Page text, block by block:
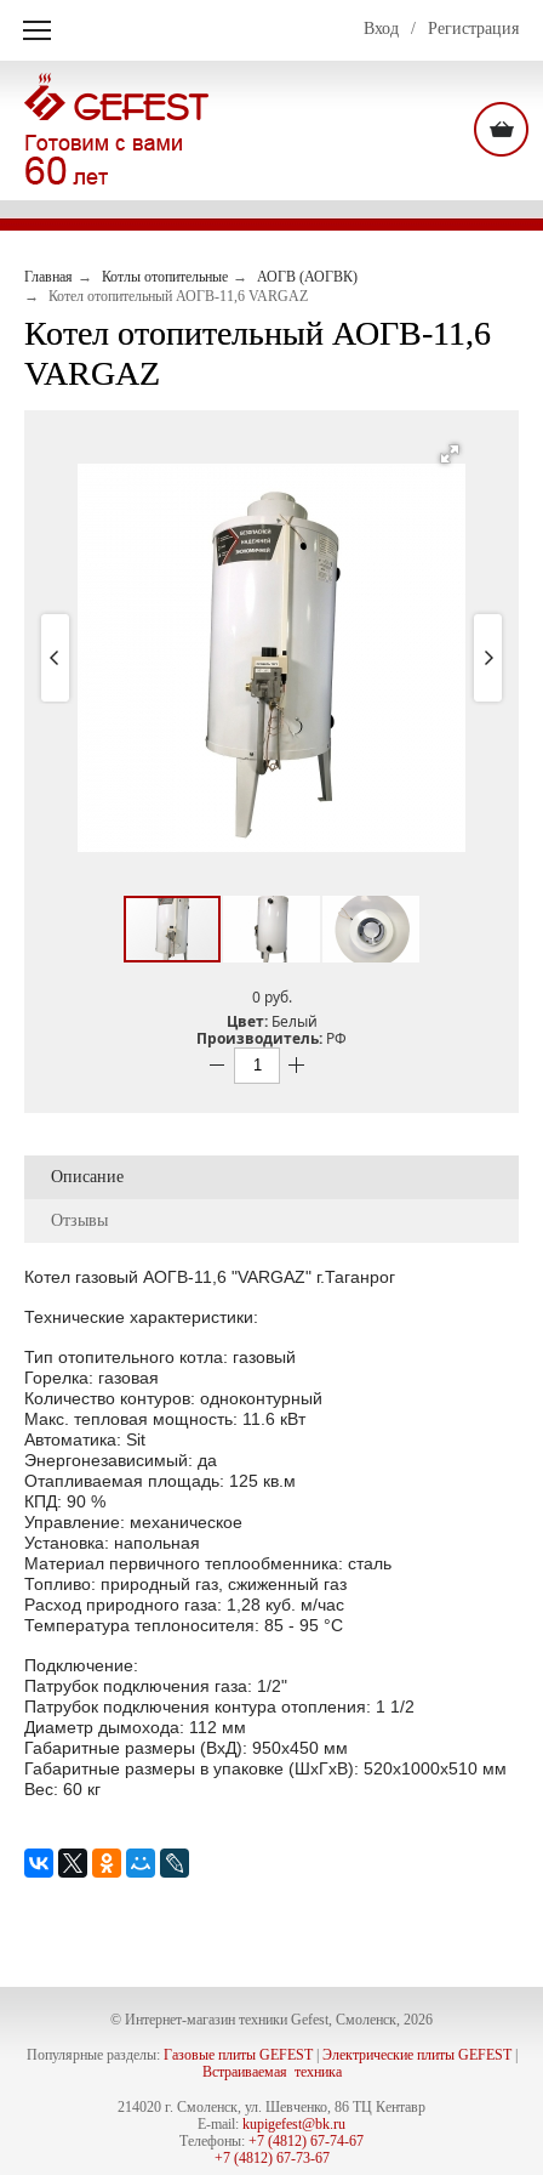
Вход / Регистрация
Главная Котлы отопительные
АОГВ (АОГВК)
Котел отопительный АОГВ-11,6 VARGAZ
Котел отопительный АОГВ-11,6
VARGAZ
0 pуб.
Цвет:Белый
Производитель: РФ
Описание
Отзывы
Котел газовый АОГВ-11,6 "VARGAZ" г.Таганрог
Технические характеристики:
Тип отопительного котла: газовый
Горелка: газовая
Количество контуров: одноконтурный
Макс. тепловая мощность: 11.6 кВт
Автоматика: Sit
Энергонезависимый: да
Отапливаемая площадь: 125 кв.м
КПД: 90 %
Управление: механическое
Установка: напольная
Материал первичного теплообменника: сталь
Топливо: природный газ, сжиженный газ
Расход природного газа: 1,28 куб. м/час
Температура теплоносителя: 85 - 95 °С
Подключение:
Патрубок подключения газа: 1/2"
Патрубок подключения контура отопления: 1 1/2
Диаметр дымохода: 112 мм
Габаритные размеры (ВхД): 950x450 мм
Габаритные размеры в упаковке (ШхГхВ): 520х1000x510 мм
Вес: 60 кг
© Интернет-магазин техники Gefest, Смоленск, 2026
Популярные разделы: Газовые плиты GEFEST| Электрические плиты GEFEST|
Встраиваемая техника
214020 г. Смоленск, ул. Шевченко, 86 ТЦ Кентавр
E-mail: kupigefest@bk.ru
Телефоны: +7 (4812) 67-74-67
+7 (4812) 67-73-67